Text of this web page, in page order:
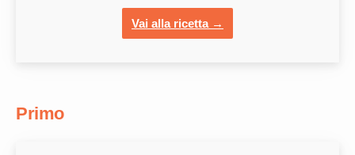
Vai alla ricetta →
Primo